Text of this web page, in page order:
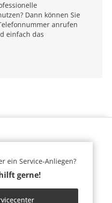
Dann können Sie
anrufen
einfach das
ein Service-Anliegen?
gerne!